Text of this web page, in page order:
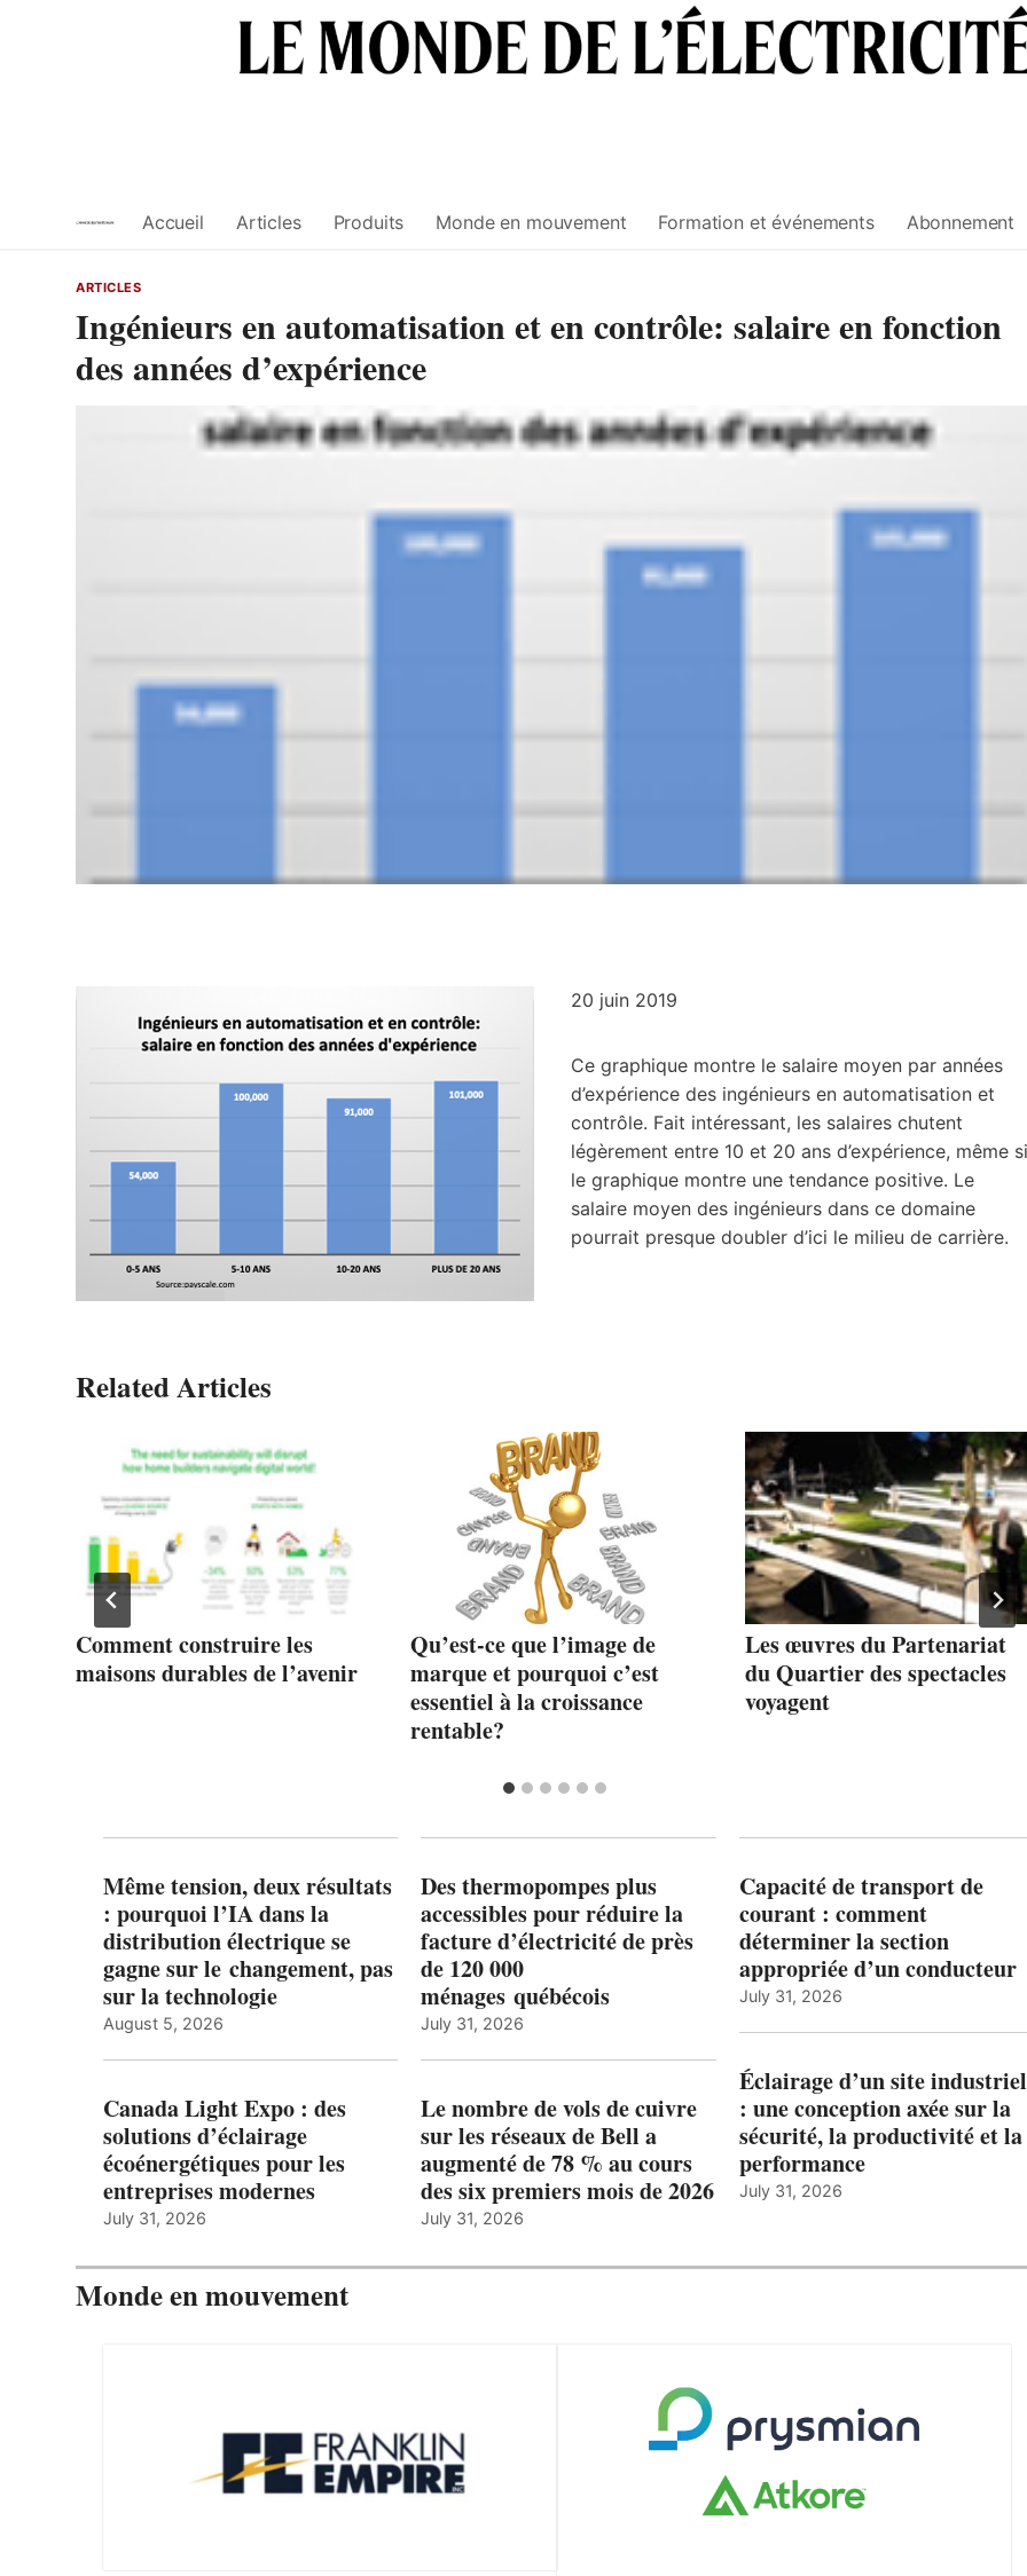
Accueil Articles Produits Monde en mouvement Formation et événements Abonnement
ARTICLES
Ingénieurs en automatisation et en contrôle: salaire en fonction
des années d’expérience
20 juin 2019
Ce graphique montre le salaire moyen par années
d’expérience des ingénieurs en automatisation et
contrôle. Fait intéressant, les salaires chutent
légèrement entre 10 et 20 ans d’expérience, même si
le graphique montre une tendance positive. Le
salaire moyen des ingénieurs dans ce domaine
pourrait presque doubler d’ici le milieu de carrière.
Related Articles
Comment construire les
maisons durables de l’avenir
Qu’est-ce que l’image de
marque et pourquoi c’est
essentiel à la croissance
rentable?
Les œuvres du Partenariat
du Quartier des spectacles
voyagent
Même tension, deux résultats
: pourquoi l’IA dans la
distribution électrique se
gagne sur le changement, pas
sur la technologie
August 5, 2026
Canada Light Expo : des
solutions d’éclairage
écoénergétiques pour les
entreprises modernes
July 31, 2026
Des thermopompes plus
accessibles pour réduire la
facture d’électricité de près
de 120 000
ménages québécois
July 31, 2026
Le nombre de vols de cuivre
sur les réseaux de Bell a
augmenté de 78 % au cours
des six premiers mois de 2026
July 31, 2026
Capacité de transport de
courant : comment
déterminer la section
appropriée d’un conducteur
July 31, 2026
Éclairage d’un site industriel
: une conception axée sur la
sécurité, la productivité et la
performance
July 31, 2026
Monde en mouvement